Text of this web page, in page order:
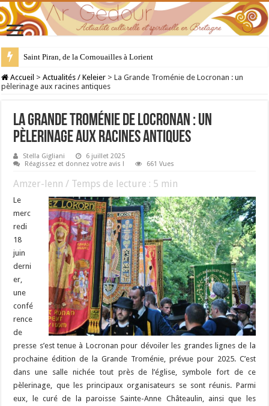
28 juillet : Saint Samson de Dol, père de la Bretagne chrétienne
Accueil > Actualités / Keleier > La Grande Troménie de Locronan : un
pèlerinage aux racines antiques
La Grande Troménie de Locronan : un
pèlerinage aux racines antiques
Stella Gigliani
6 juillet 2025
Réagissez et donnez votre avis !
661 Vues
Amzer-lenn / Temps de lecture : 5 min
Le
merc
redi
18
juin
derni
er,
une
confé
rence
de
presse s’est tenue à Locronan pour dévoiler les grandes lignes de la
prochaine édition de la Grande Troménie, prévue pour 2025. C’est
dans une salle nichée tout près de l’église, symbole fort de ce
pèlerinage, que les principaux organisateurs se sont réunis. Parmi
eux, le curé de la paroisse Sainte-Anne Châteaulin, ainsi que les